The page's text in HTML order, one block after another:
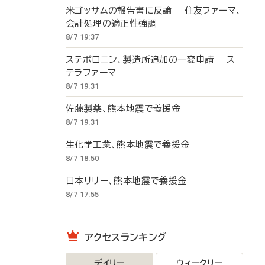
米ゴッサムの報告書に反論 住友ファーマ、
会計処理の適正性強調
8/7 19:37
ステボロニン、製造所追加の一変申請 ス
テラファーマ
8/7 19:31
佐藤製薬、熊本地震で義援金
8/7 19:31
生化学工業、熊本地震で義援金
8/7 18:50
日本リリー、熊本地震で義援金
8/7 17:55
アクセスランキング
デイリー ウィークリー